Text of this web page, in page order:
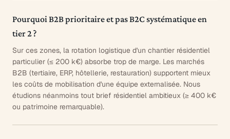
Pourquoi B2B prioritaire et pas B2C systématique en
tier 2 ?
Sur ces zones, la rotation logistique d'un chantier résidentiel
particulier (≤ 200 k€) absorbe trop de marge. Les marchés
B2B (tertiaire, ERP, hôtellerie, restauration) supportent mieux
les coûts de mobilisation d'une équipe externalisée. Nous
étudions néanmoins tout brief résidentiel ambitieux (≥ 400 k€
ou patrimoine remarquable).